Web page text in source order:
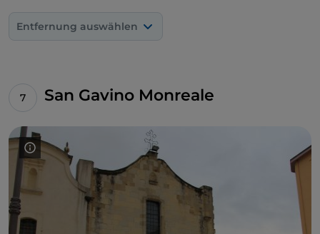
eingeladen wurden, im Dorf zu wohnen. Das
widmen sich hingegen der Aufwertung des
historischen Gedächtnisses und der Folklore.
Entfernung auswählen
San Gavino Monreale